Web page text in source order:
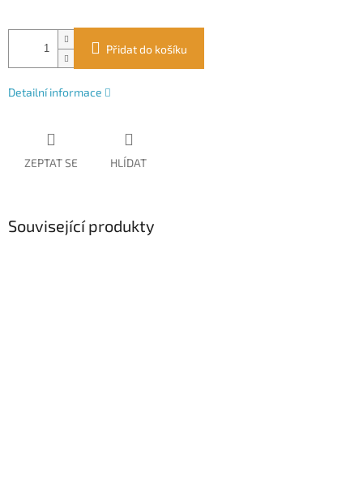
cena:
Přidat do košíku
Detailní informace
ZEPTAT SE HLÍDAT
Související produkty